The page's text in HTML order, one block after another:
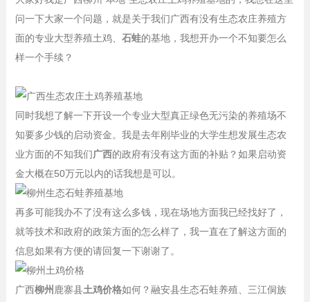
问一下大家一个问题，就是关于我们广西有没有生态农庄养殖方
面的专业大型养殖土鸡、 石蛙的基地，我想开办一个不知要怎么
样一个手续？
同时我想了解一下开设一个专业大型真正绿色无污染的养殖场不
知要多少钱的启动资金。我是去年刚毕业的大学生想发展生态农
业方面的不知我们广西的政府有没有这方面的补贴？如果启动资
金大概在50万元以内的话我想是可以。
再多可能我办不了没有这么多钱，现在场地方面我已经找好了，
就等技术和政府的政策方面的怎么样了，我一直在了解这方面的
信息如果有方便的请回复一下谢谢了。
广西柳州 鹿寨县土鸡价格如何？融安县生态石蛙养殖、三江侗族